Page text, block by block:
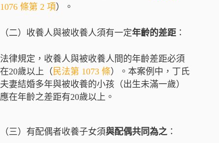
1076 條第 2 項）。
（二）收養人與被收養人須有一定年齡的差距 ：
法律規定，收養人與被收養人間的年齡差距必須
在20歲以上（ 民法第 1073 條）。本案例中，丁氏
夫妻結婚多年與被收養的小孩（出生未滿一歲）
應在年齡之差距有20歲以上。
（三）有配偶者收養子女須與配偶共同為之 ：